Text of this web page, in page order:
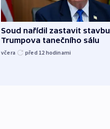
Soud nařídil zastavit stavbu
Trumpova tanečního sálu
včera před 12 hodinami